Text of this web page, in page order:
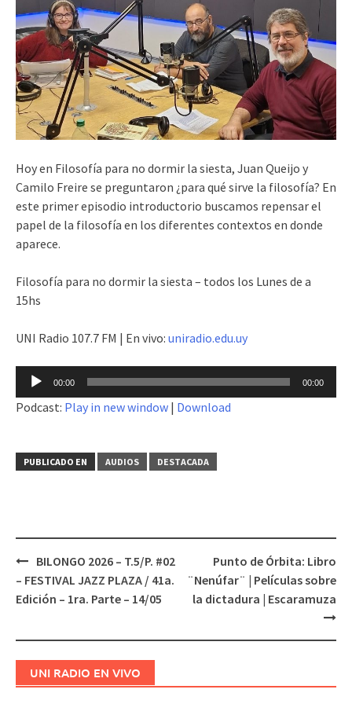
Hoy en Filosofía para no dormir la siesta, Juan Queijo y
Camilo Freire se preguntaron ¿para qué sirve la filosofía? En
este primer episodio introductorio buscamos repensar el
papel de la filosofía en los diferentes contextos en donde
aparece.
Filosofía para no dormir la siesta – todos los Lunes de a
15hs
UNI Radio 107.7 FM | En vivo: uniradio.edu.uy
Reproductor
audio
00:00 00:00
Podcast: Play in new window | Download
PUBLICADO EN AUDIOS DESTACADA
Navegación
de
BILONGO 2026 – T.5/P. #02
– FESTIVAL JAZZ PLAZA / 41a.
Edición – 1ra. Parte – 14/05
Punto de Órbita: Libro
¨Nenúfar¨ | Películas sobre
la dictadura | Escaramuza
UNI RADIO EN VIVO